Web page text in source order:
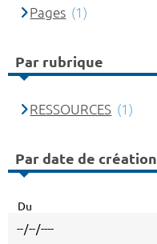
Pages (1)
Par rubrique
RESSOURCES (1)
Par date de création
Du